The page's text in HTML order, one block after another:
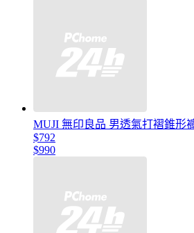
MUJI 無印良品 男透氣打褶錐形
$792
$990